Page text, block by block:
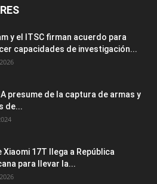
y el ITSC firman acuerdo para
capacidades de investigación...
presume de la captura de armas y
de...
Xiaomi 17T llega a República
para llevar la...